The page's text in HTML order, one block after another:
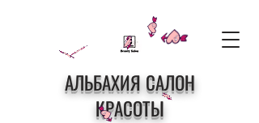
АЛЬБАХИЯ САЛОН
КРАСОТЫ